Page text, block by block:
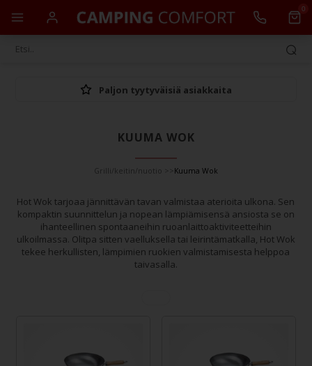
0
Paljon tyytyväisiä asiakkaita
KUUMA WOK
Grilli/keitin/nuotio Kuuma Wok
Hot Wok tarjoaa jännittävän tavan valmistaa aterioita ulkona. Sen
kompaktin suunnittelun ja nopean lämpiämisensä ansiosta se on
ihanteellinen spontaaneihin ruoanlaittoaktiviteetteihin
ulkoilmassa. Olitpa sitten vaelluksella tai leirintämatkalla, Hot Wok
tekee herkullisten, lämpimien ruokien valmistamisesta helppoa
taivasalla.